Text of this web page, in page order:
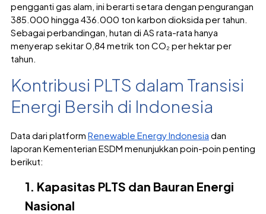
pengganti gas alam, ini berarti setara dengan pengurangan
385.000 hingga 436.000 ton karbon dioksida per tahun.
Sebagai perbandingan, hutan di AS rata-rata hanya
menyerap sekitar 0,84 metrik ton CO₂ per hektar per
tahun.
Kontribusi PLTS dalam Transisi
Energi Bersih di Indonesia
Data dari platform Renewable Energy Indonesia dan
laporan Kementerian ESDM menunjukkan poin-poin penting
berikut:
1. Kapasitas PLTS dan Bauran Energi
Nasional